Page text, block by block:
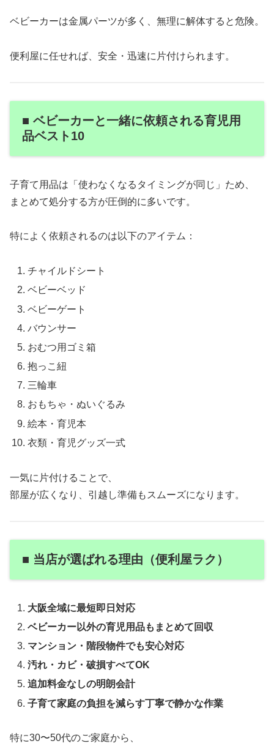
ベビーカーは金属パーツが多く、無理に解体すると危険。
便利屋に任せれば、安全・迅速に片付けられます。
■ ベビーカーと一緒に依頼される育児用
品ベスト10
子育て用品は「使わなくなるタイミングが同じ」ため、
まとめて処分する方が圧倒的に多いです。
特によく依頼されるのは以下のアイテム：
チャイルドシート
ベビーベッド
ベビーゲート
バウンサー
おむつ用ゴミ箱
抱っこ紐
三輪車
おもちゃ・ぬいぐるみ
絵本・育児本
衣類・育児グッズ一式
一気に片付けることで、
部屋が広くなり、引越し準備もスムーズになります。
■ 当店が選ばれる理由（便利屋ラク）
大阪全域に最短即日対応
ベビーカー以外の育児用品もまとめて回収
マンション・階段物件でも安心対応
汚れ・カビ・破損すべてOK
追加料金なしの明朗会計
子育て家庭の負担を減らす丁寧で静かな作業
特に30〜50代のご家庭から、